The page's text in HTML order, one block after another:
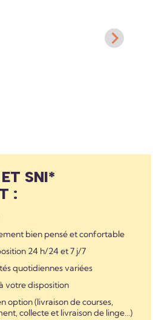
SNI*
:
bien pensé et confortable
24 h/24 et 7 j/7
quotidiennes variées
votre disposition
option (livraison de courses,
collecte et livraison de linge…)